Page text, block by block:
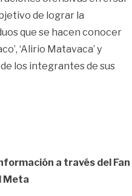
de lograr la
que se hacen conocer
‘Alirio Matavaca’ y
de los integrantes de sus
a través del Fan
Meta